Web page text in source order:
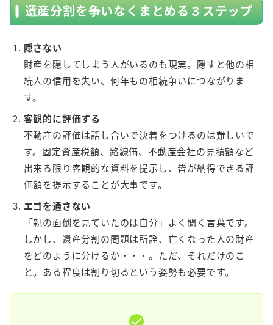
遺産分割を争いなくまとめる３ステップ
隠さない
財産を隠してしまう人がいるのも現実。隠すと他の相
続人の信用を失い、何年もの相続争いにつながりま
す。
客観的に評価する
不動産の評価は話し合いで決着をつけるのは難しいで
す。固定資産税額、路線価、不動産会社の見積額など
出来る限り客観的な資料を提示し、皆が納得できる評
価額を提示することが大事です。
エゴを通さない
「親の面倒を見ていたのは自分」よく聞く言葉です。
しかし、遺産分割の問題は所詮、亡くなった人の財産
をどのように分けるか・・・。ただ、それだけのこ
と。ある程度は割り切るという姿勢も必要です。